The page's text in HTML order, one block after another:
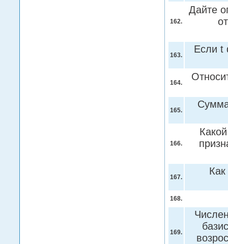
162.
Дайте
163.
Если t
164.
165.
166.
167.
168.
169.